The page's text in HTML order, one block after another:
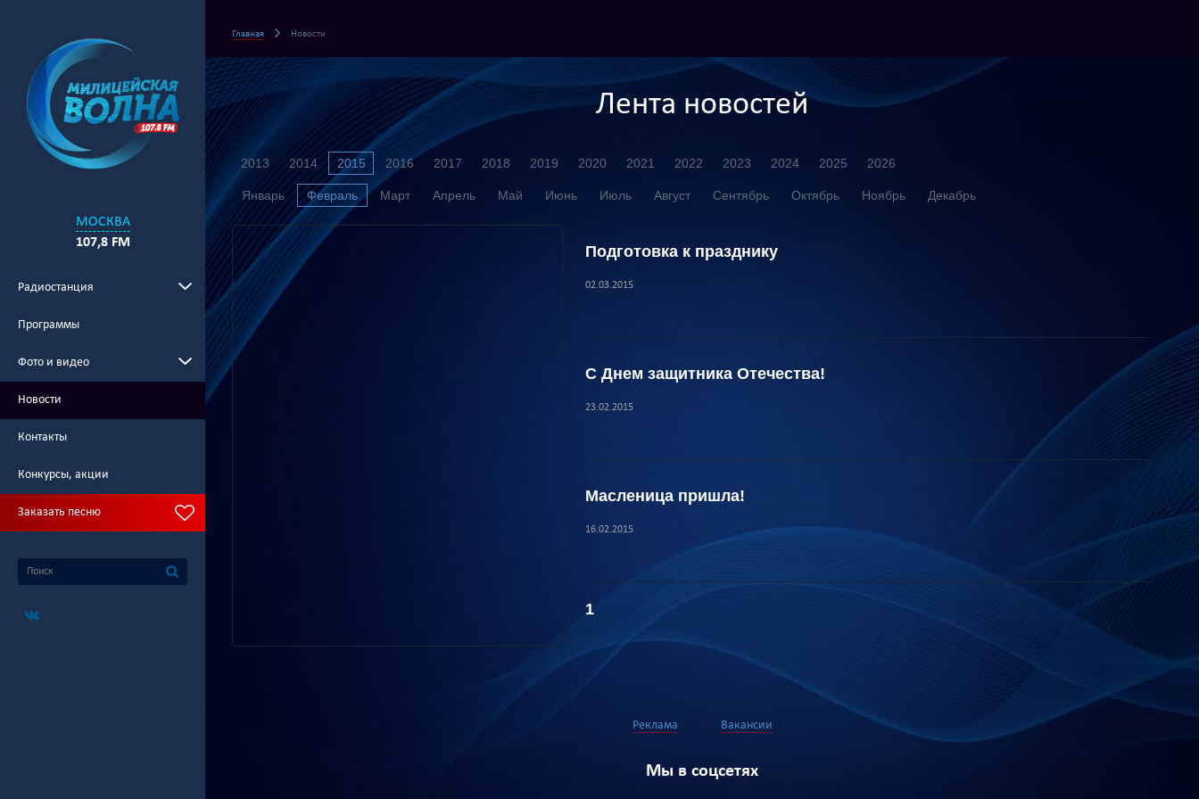
МОСКВА
107,8 FM
Радиостанция
Программы
Фото и видео
Новости
Контакты
Конкурсы, акции
Заказать песню
Главная Новости
Лента новостей
2013 2014 2015 2016 2017 2018 2019 2020 2021 2022 2023 2024 2025 2026
Январь Февраль Март Апрель Май Июнь Июль Август Сентябрь Октябрь Ноябрь Декабрь
Подготовка к празднику
02.03.2015
С Днем защитника Отечества!
23.02.2015
Масленица пришла!
16.02.2015
1
Реклама Вакансии
Мы в соцсетях